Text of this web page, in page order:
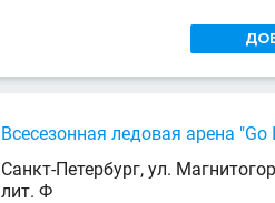
Всесезонная ледовая арена "Go
Санкт-Петербург, ул.
лит. Ф